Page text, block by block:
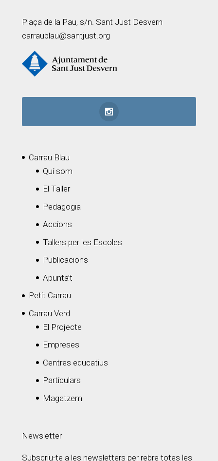
Plaça de la Pau, s/n. Sant Just Desvern
carraublau@santjust.org
Carrau Blau
Quí som
El Taller
Pedagogia
Accions
Tallers per les Escoles
Publicacions
Apunta’t
Petit Carrau
Carrau Verd
El Projecte
Empreses
Centres educatius
Particulars
Magatzem
Newsletter
Subscriu-te a les newsletters per rebre totes les